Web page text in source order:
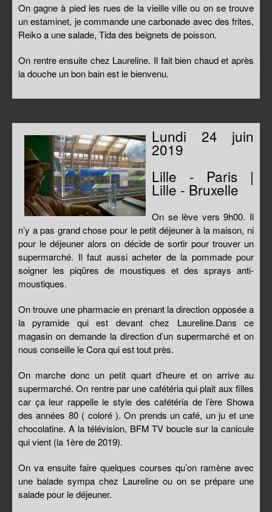
On gagne à pied les rues de la vieille ville ou on se trouve
un estaminet, je commande une carbonade avec des frites,
Reiko a une salade, Tida des beignets de poisson.
On rentre ensuite chez Laureline. Il fait bien chaud et après
la douche un bon bain est le bienvenu.
Lundi 24 juin
2019
Lille - Paris |
Lille - Bruxelle
On se lève vers 9h00. Il
n’y a pas grand chose pour le petit déjeuner à la maison, ni
pour le déjeuner alors on décide de sortir pour trouver un
supermarché. Il faut aussi acheter de la pommade pour
soigner les piqûres de moustiques et des sprays anti-
moustiques.
On trouve une pharmacie en prenant la direction opposée a
la pyramide qui est devant chez Laureline.Dans ce
magasin on demande la direction d’un supermarché et on
nous conseille le Cora qui est tout près.
On marche donc un petit quart d’heure et on arrive au
supermarché. On rentre par une cafétéria qui plait aux filles
car ça leur rappelle le style des cafétéria de l’ère Showa
des années 80 ( coloré ). On prends un café, un ju et une
chocolatine. A la télévision, BFM TV boucle sur la canicule
qui vient (la 1ère de 2019).
On va ensuite faire quelques courses qu’on ramène avec
une balade sympa chez Laureline ou on se prépare une
salade pour le déjeuner.